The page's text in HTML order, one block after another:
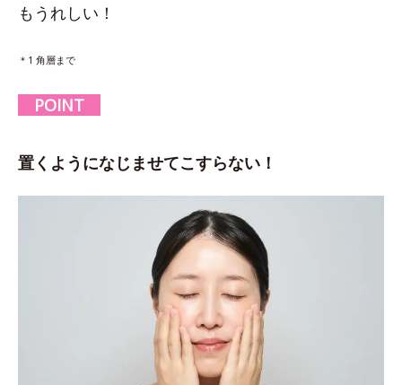
もうれしい！
＊1 角層まで
POINT
置くようになじませてこすらない！